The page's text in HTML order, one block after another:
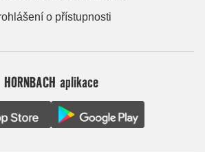
o přístupnosti
HORNBACH aplikace